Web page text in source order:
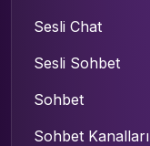
Sesli Chat
Sesli Sohbet
Sohbet
Sohbet Kanalları